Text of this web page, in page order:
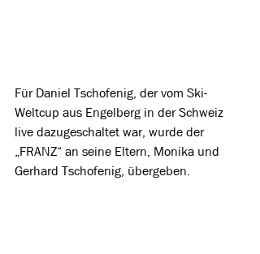
Für Daniel Tschofenig, der vom Ski-
Weltcup aus Engelberg in der Schweiz
live dazugeschaltet war, wurde der
„FRANZ“ an seine Eltern, Monika und
Gerhard Tschofenig, übergeben.